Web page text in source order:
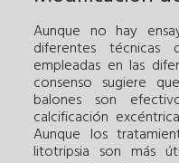
Aunque no hay
diferentes
empleadas en las
consenso sugiere
balones son
calcificación
Aunque los
litotripsia son más